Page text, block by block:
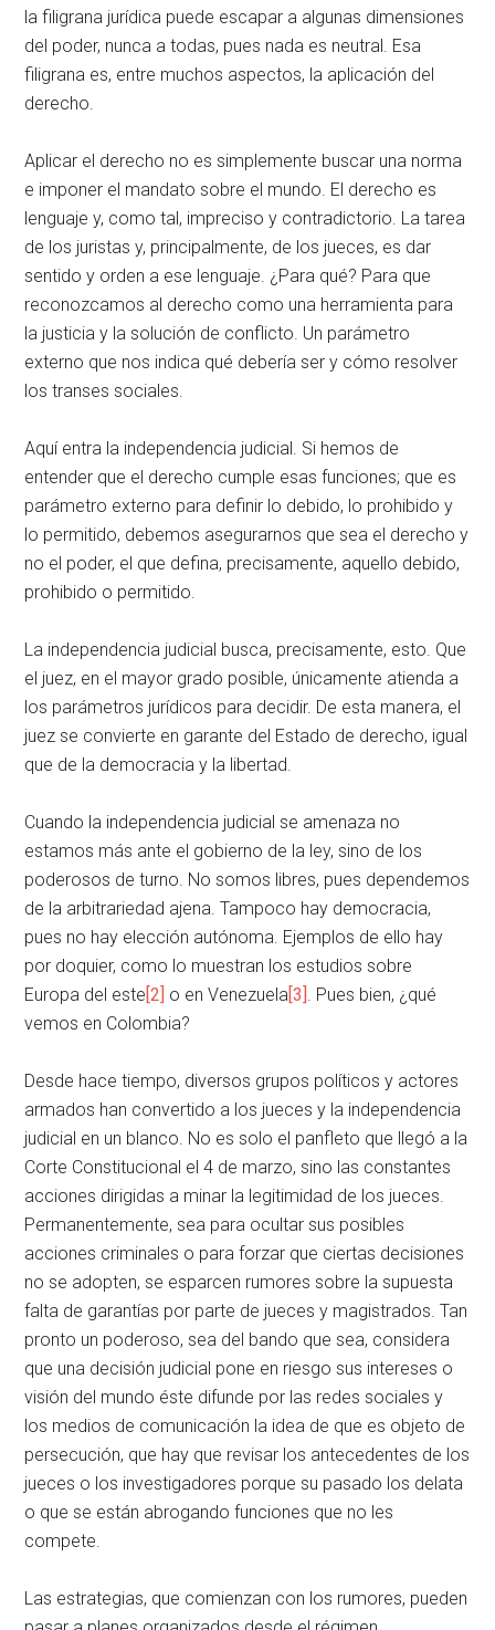
la filigrana jurídica puede escapar a algunas dimensiones
del poder, nunca a todas, pues nada es neutral. Esa
filigrana es, entre muchos aspectos, la aplicación del
derecho.
Aplicar el derecho no es simplemente buscar una norma
e imponer el mandato sobre el mundo. El derecho es
lenguaje y, como tal, impreciso y contradictorio. La tarea
de los juristas y, principalmente, de los jueces, es dar
sentido y orden a ese lenguaje. ¿Para qué? Para que
reconozcamos al derecho como una herramienta para
la justicia y la solución de conflicto. Un parámetro
externo que nos indica qué debería ser y cómo resolver
los transes sociales.
Aquí entra la independencia judicial. Si hemos de
entender que el derecho cumple esas funciones; que es
parámetro externo para definir lo debido, lo prohibido y
lo permitido, debemos asegurarnos que sea el derecho y
no el poder, el que defina, precisamente, aquello debido,
prohibido o permitido.
La independencia judicial busca, precisamente, esto. Que
el juez, en el mayor grado posible, únicamente atienda a
los parámetros jurídicos para decidir. De esta manera, el
juez se convierte en garante del Estado de derecho, igual
que de la democracia y la libertad.
Cuando la independencia judicial se amenaza no
estamos más ante el gobierno de la ley, sino de los
poderosos de turno. No somos libres, pues dependemos
de la arbitrariedad ajena. Tampoco hay democracia,
pues no hay elección autónoma. Ejemplos de ello hay
por doquier, como lo muestran los estudios sobre
Europa del este[2] o en Venezuela[3] . Pues bien, ¿qué
vemos en Colombia?
Desde hace tiempo, diversos grupos políticos y actores
armados han convertido a los jueces y la independencia
judicial en un blanco. No es solo el panfleto que llegó a la
Corte Constitucional el 4 de marzo, sino las constantes
acciones dirigidas a minar la legitimidad de los jueces.
Permanentemente, sea para ocultar sus posibles
acciones criminales o para forzar que ciertas decisiones
no se adopten, se esparcen rumores sobre la supuesta
falta de garantías por parte de jueces y magistrados. Tan
pronto un poderoso, sea del bando que sea, considera
que una decisión judicial pone en riesgo sus intereses o
visión del mundo éste difunde por las redes sociales y
los medios de comunicación la idea de que es objeto de
persecución, que hay que revisar los antecedentes de los
jueces o los investigadores porque su pasado los delata
o que se están abrogando funciones que no les
compete.
Las estrategias, que comienzan con los rumores, pueden